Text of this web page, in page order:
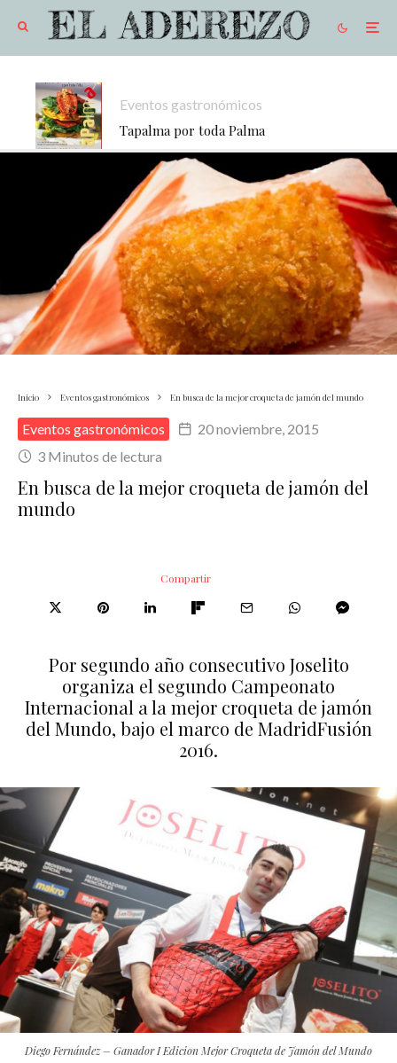
Eventos gastronómicos
Tapalma por toda Palma
Inicio Eventos gastronómicos En busca de la mejor croqueta de jamón del mundo
Eventos gastronómicos
20 noviembre, 2015
3 Minutos de lectura
En busca de la mejor croqueta de jamón del
mundo
Compartir
Por segundo año consecutivo Joselito
organiza el segundo Campeonato
Internacional a la mejor croqueta de jamón
del Mundo, bajo el marco de MadridFusión
2016.
Diego Fernández – Ganador I Edicion Mejor Croqueta de Jamón del Mundo